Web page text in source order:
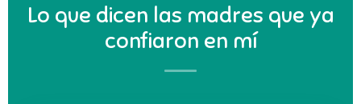
Lo que dicen las madres que ya
confiaron en mí